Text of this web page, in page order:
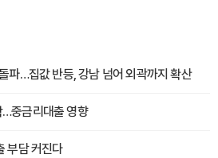
파…집값 반등, 강남 넘어 외곽까지 확산
…중금리대출 영향
부담 커진다